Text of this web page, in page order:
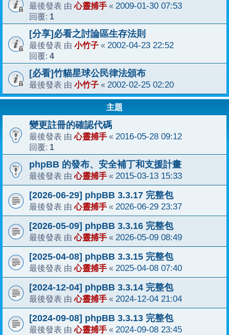
最後發表 由心靈捕手 « 2009-01-30 07:53
回覆: 1
[分享]必看之討論區生存法則
最後發表 由 小竹子 « 2002-04-23 22:52
回覆: 4
[必看]竹貓星球公民律法頒布
最後發表 由 小竹子 « 2002-02-25 02:20
主題
變更註冊的確認代碼
最後發表 由心靈捕手 « 2016-05-28 09:12
回覆: 1
phpBB 的發布、安全補丁和支援計畫
最後發表 由心靈捕手 « 2015-03-13 15:33
[2026-06-29] phpBB 3.3.17 完整包
最後發表 由心靈捕手 « 2026-06-29 23:37
[2026-05-09] phpBB 3.3.16 完整包
最後發表 由心靈捕手 « 2026-05-09 08:49
[2025-04-08] phpBB 3.3.15 完整包
最後發表 由心靈捕手 « 2025-04-08 07:40
[2024-12-04] phpBB 3.3.14 完整包
最後發表 由心靈捕手 « 2024-12-04 21:04
[2024-09-08] phpBB 3.3.13 完整包
最後發表 由心靈捕手 « 2024-09-08 23:45